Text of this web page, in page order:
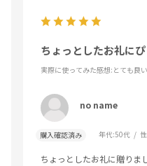
ちょっとしたお礼に
実際に使ってみた感想:とても良い
no name
購入確認済み 年代:50代
ちょっとしたお礼に贈りま